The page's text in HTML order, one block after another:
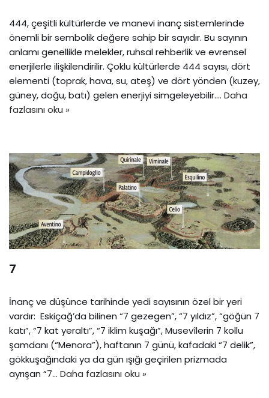
444, çeşitli kültürlerde ve manevi inanç sistemlerinde
önemli bir sembolik değere sahip bir sayıdır. Bu sayının
anlamı genellikle melekler, ruhsal rehberlik ve evrensel
enerjilerle ilişkilendirilir. Çoklu kültürlerde 444 sayısı, dört
elementi (toprak, hava, su, ateş) ve dört yönden (kuzey,
güney, doğu, batı) gelen enerjiyi simgeleyebilir.… Daha
fazlasını oku »
7
İnanç ve düşünce tarihinde yedi sayısının özel bir yeri
vardır: Eskiçağ’da bilinen “7 gezegen”, “7 yıldız”, “göğün 7
katı”, “7 kat yeraltı”, “7 iklim kuşağı”, Musevîlerin 7 kollu
şamdanı (“Menora”), haftanın 7 günü, kafadaki “7 delik”,
gökkuşağındaki ya da gün ışığı geçirilen prizmada
ayrışan “7… Daha fazlasını oku »